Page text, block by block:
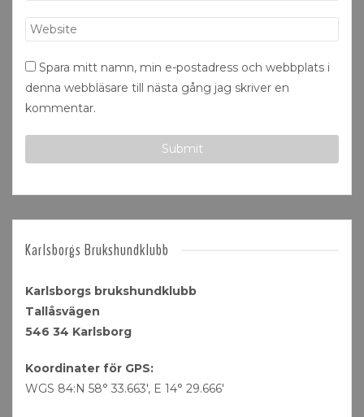
Spara mitt namn, min e-postadress och webbplats i
denna webbläsare till nästa gång jag skriver en
kommentar.
Karlsborgs Brukshundklubb
Karlsborgs brukshundklubb
Tallåsvägen
546 34 Karlsborg
Koordinater för GPS:
WGS 84:N 58° 33.663′, E 14° 29.666′